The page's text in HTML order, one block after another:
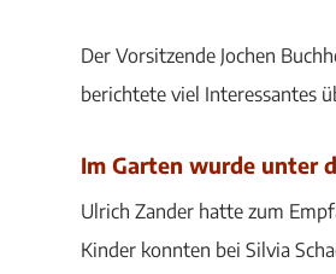
Der Vorsitzende Jochen
berichtete viel Interessantes
Im Garten wurde unter
Ulrich Zander hatte zum
Kinder konnten bei Silvia